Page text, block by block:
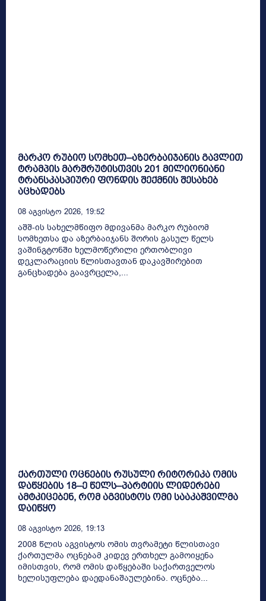
მარკო რუბიო სომხეთ–აზერბაიჯანის გავლით
ტრამპის მარშრუტისთვის 201 მილიონიანი
ტრანსკასპიური ფონდის შექმნის შესახებ
აცხადებს
08 Აგვისტო 2026, 19:52
აშშ-ის სახელმწიფო მდივანმა მარკო რუბიომ
სომხეთსა და აზერბაიჯანს შორის გასულ წელს
ვაშინგტონში ხელმოწერილი ერთობლივი
დეკლარაციის წლისთავთან დაკავშირებით
განცხადება გაავრცელა,...
ქართული ოცნების რუსული რიტორიკა ომის
დაწყების 18–ე წელს–პარტიის ლიდერები
ამტკიცებენ, რომ აგვისტოს ომი სააკაშვილმა
დაიწყო
08 Აგვისტო 2026, 19:13
2008 წლის აგვისტოს ომის თვრამეტი წლისთავი
ქართულმა ოცნებამ კიდევ ერთხელ გამოიყენა
იმისთვის, რომ ომის დაწყებაში საქართველოს
ხელისუფლება დაედანაშაულებინა. ოცნება...